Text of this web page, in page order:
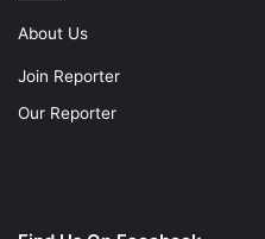
About Us
Join Reporter
Our Reporter